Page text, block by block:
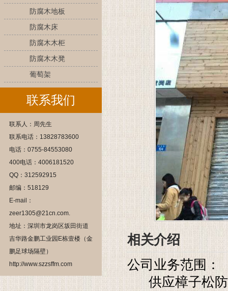
防腐木地板
防腐木床
防腐木木柜
防腐木木凳
葡萄架
联系我们
联系人：周先生
联系电话：13828783600
电话：0755-84553080
400电话：4006181520
QQ：312592915
邮编：518129
E-mail：
zeer1305@21cn.com.
地址：深圳市龙岗区坂田街道
吉华路金鹏工业园E栋壹楼（金
鹏足球场隔壁）
http://www.szzsffm.com
相关介绍
公司业务范围：
供应樟子松防